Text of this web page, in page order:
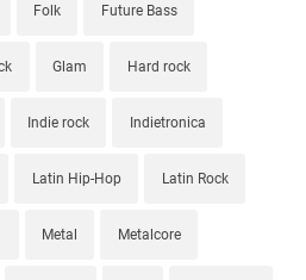
Folk Future Bass
Glam Hard rock
Indie rock Indietronica
Latin Hip-Hop Latin Rock
Metal Metalcore